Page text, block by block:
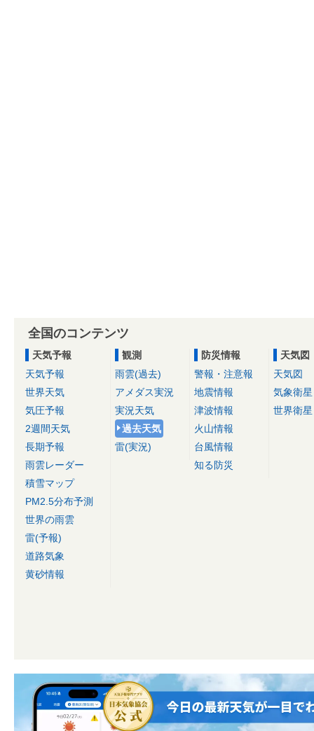
全国のコンテンツ
天気予報
天気予報
世界天気
気圧予報
2週間天気
長期予報
雨雲レーダー
積雪マップ
PM2.5分布予測
世界の雨雲
雷(予報)
道路気象
黄砂情報
観測
雨雲(過去)
アメダス実況
実況天気
過去天気
雷(実況)
防災情報
警報・注意報
地震情報
津波情報
火山情報
台風情報
知る防災
天気図
天気図
気象衛星
世界衛星